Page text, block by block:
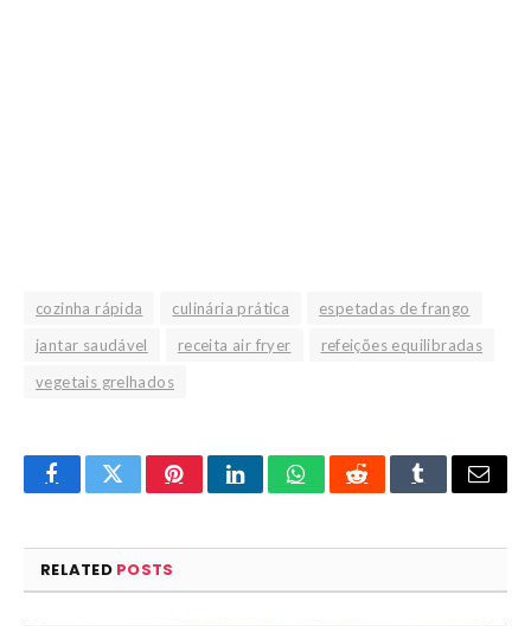
cozinha rápida culinária prática
espetadas de frango
jantar saudável
receita air fryer
refeições equilibradas
vegetais grelhados
FacebookTwitterPinterestLinkedInWhatsAppRedditTumblrEmail
RELATED POSTS